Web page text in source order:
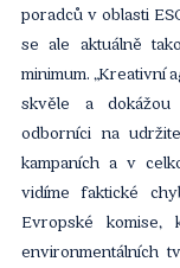
poradců v oblasti
se ale aktuálně
minimum. „Kreativní
skvěle a dokážou
odborníci na
kampaních a v
vidíme faktické
Evropské
environmentálních